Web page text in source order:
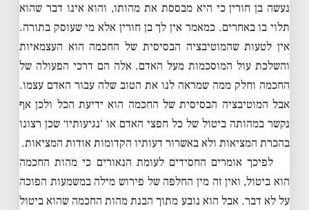
נעשה בן חורין כי היא מבססת את מהותו, והוא אינו דבר שהוא
תלוי בו באחרים. כמאמר אין לך בן חורין אלא מי שעוסק בתורה.
אין לטעות שהמוטיבציה הבסיסית של החכמה הוא העצמאיות
והשלכת עול המוסכמות מעל האדם. אלה הם דרכי הפעולה של
החכמה וחלק ממה שמראה לנו את הטוב שלה עבור האדם עצמו.
אבל המוטיבציה הבסיסית של החכמה הוא ידיעת הכל ולכן אף
נקשר במהותה ביטול של כל חפצי האדם או ‘נגיעותיו׳ שכן רצונו
בהכרת המציאות ולא באשרור דעותיו הקדומות אודות המציאות.
לפיכך אומרים החסידים לעומת הנאורים כי מהות החכמה
הוא ביטול, ואין זה מין החלפה של פירוש מילה במשמעות הפוכה
על לא דבר. אבל הוא נובע מתוך הבנת מהות החכמה שהוא ביטול